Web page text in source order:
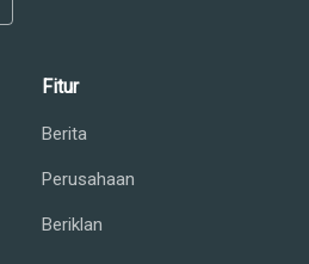
Fitur
Berita
Perusahaan
Beriklan